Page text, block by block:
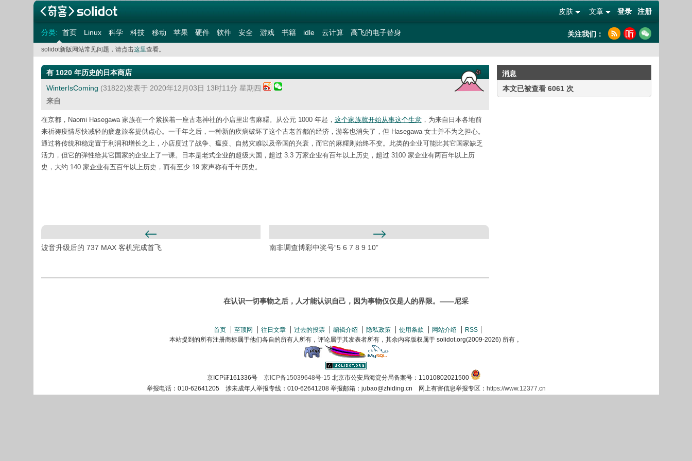
登录 注册
文章
皮肤
分类: 首页 Linux 科学 科技 移动 苹果 硬件 软件 安全 游戏 书籍 idle 云计算 高飞的电子替身 关注我们：
solidot新版网站常见问题，请点击这里查看。
消息
本文已被查看 6061 次
有 1020 年历史的日本商店
WinterIsComing (31822)发表于 2020年12月03日 13时11分 星期四
来自
在京都，Naomi Hasegawa 家族在一个紧挨着一座古老神社的小店里出售麻糬。从公元 1000 年起， 这个家族就开始从事这个生意，为来自日本各地前
来祈祷疫情尽快减轻的疲惫旅客提供点心。一千年之后，一种新的疾病破坏了这个古老首都的经济，游客也消失了，但 Hasegawa 女士并不为之担心。
通过将传统和稳定置于利润和增长之上，小店度过了战争、瘟疫、自然灾难以及帝国的兴衰，而它的麻糬则始终不变。此类的企业可能比其它国家缺乏
活力，但它的弹性给其它国家的企业上了一课。日本是老式企业的超级大国，超过 3.3 万家企业有百年以上历史，超过 3100 家企业有两百年以上历
史，大约 140 家企业有五百年以上历史，而有至少 19 家声称有千年历史。
波音升级后的 737 MAX 客机完成首飞 南非调查博彩中奖号“5 6 7 8 9 10”
在认识一切事物之后，人才能认识自己，因为事物仅仅是人的界限。——尼采
首页 至顶网 往日文章 过去的投票 编辑介绍 隐私政策 使用条款 网站介绍
RSS
本站提到的所有注册商标属于他们各自的所有人所有，评论属于其发表者所有，其余内容版权属于 solidot.org(2009-2026) 所有 。
京ICP证161336号 京ICP备15039648号-15 北京市公安局海淀分局备案号：11010802021500
举报电话：010-62641205 涉未成年人举报专线：010-62641208 举报邮箱：jubao@zhiding.cn 网上有害信息举报专区： https://www.12377.cn